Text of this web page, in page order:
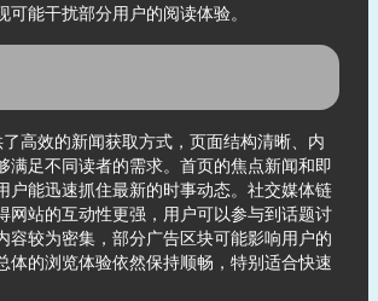
可能干扰部分用户的阅读体验。
高效的新闻获取方式，页面结构清晰、内
满足不同读者的需求。首页的焦点新闻和即
户能迅速抓住最新的时事动态。社交媒体链
网站的互动性更强，用户可以参与到话题讨
容较为密集，部分广告区块可能影响用户的
体的浏览体验依然保持顺畅，特别适合快速